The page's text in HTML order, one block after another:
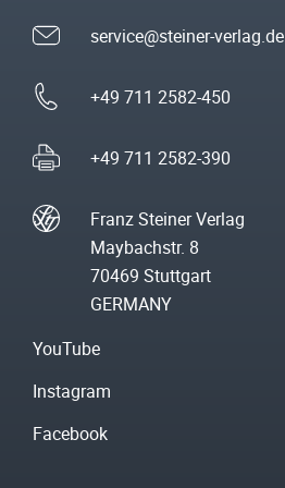
service@steiner-verlag.de
+49 711 2582-450
+49 711 2582-390
Franz Steiner Verlag
Maybachstr. 8
70469 Stuttgart
GERMANY
YouTube
Instagram
Facebook